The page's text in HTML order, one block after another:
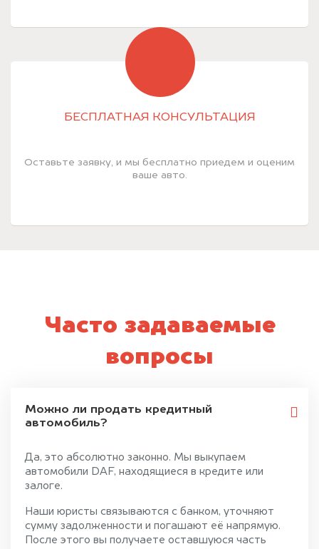
БЕСПЛАТНАЯ КОНСУЛЬТАЦИЯ
Оставьте заявку, и мы бесплатно приедем и оценим
ваше авто.
Часто задаваемые
вопросы
Можно ли продать кредитный
автомобиль?
Да, это абсолютно законно. Мы выкупаем
автомобили DAF, находящиеся в кредите или
залоге.
Наши юристы связываются с банком, уточняют
сумму задолженности и погашают её напрямую.
После этого вы получаете оставшуюся часть